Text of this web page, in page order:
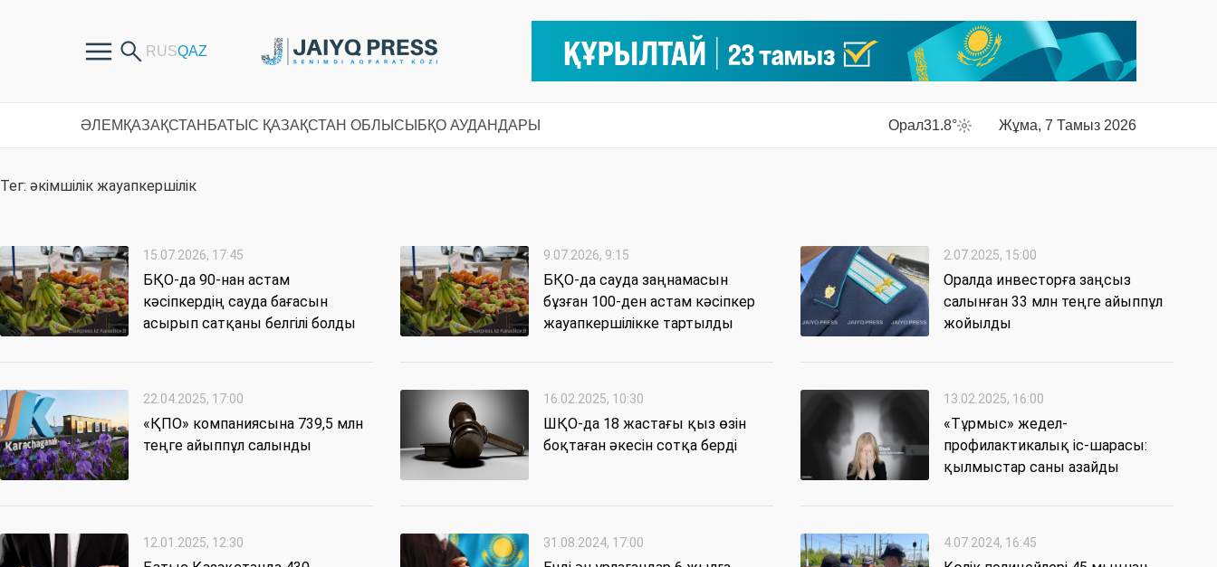
ӘЛЕМ ҚАЗАҚСТАН БАТЫС ҚАЗАҚСТАН ОБЛЫСЫ БҚО АУДАНДАРЫ Орал31.8° Жұма, 7 Тамыз 2026
Тег: әкімшілік жауапкершілік
15.07.2026, 17:45
БҚО-да 90-нан астам
кәсіпкердің сауда бағасын
асырып сатқаны белгілі болды
9.07.2026, 9:15
БҚО-да сауда заңнамасын
бұзған 100-ден астам кәсіпкер
жауапкершілікке тартылды
2.07.2025, 15:00
Оралда инвесторға заңсыз
салынған 33 млн теңге айыппұл
жойылды
22.04.2025, 17:00
«ҚПО» компаниясына 739,5 млн
теңге айыппұл салынды
16.02.2025, 10:30
ШҚО-да 18 жастағы қыз өзін
боқтаған әкесін сотқа берді
13.02.2025, 16:00
«Тұрмыс» жедел-
профилактикалық іс-шарасы:
қылмыстар саны азайды
12.01.2025, 12:30 31.08.2024, 17:00 4.07.2024, 16:45